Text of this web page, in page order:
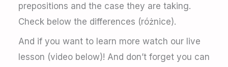
prepositions and the case they are taking.
Check below the differences (różnice).
And if you want to learn more watch our live
lesson (video below)! And don’t forget you can